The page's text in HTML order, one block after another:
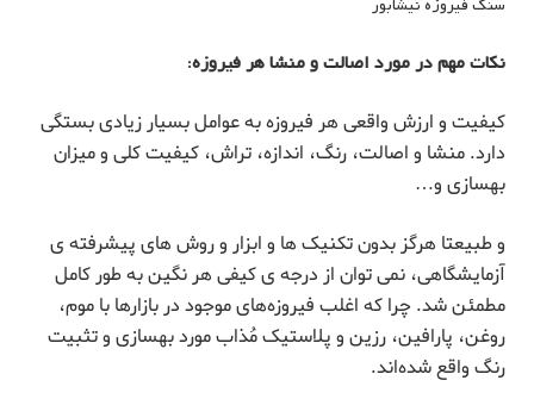
سنگ فیروزه نیشابور
نکات مهم در مورد اصالت و منشا هر فیروزه:
کیفیت و ارزش واقعی هر فیروزه به عوامل بسیار زیادی بستگی
دارد. منشا و اصالت، رنگ، اندازه، تراش، کیفیت کلی و میزان
بهسازی و…
و طبیعتا هرگز بدون تکنیک ها و ابزار و روش های پیشرفته ی
آزمایشگاهی، نمی توان از درجه ی کیفی هر نگین به طور کامل
مطمئن شد. چرا که اغلب فیروزه‌های موجود در بازارها با موم،
روغن، پارافین، رزین و پلاستیک مُذاب مورد بهسازی و تثبیت
رنگ واقع شده‌اند.